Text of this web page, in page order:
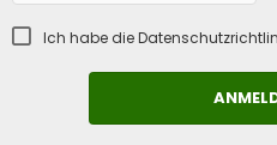
Ich habe die